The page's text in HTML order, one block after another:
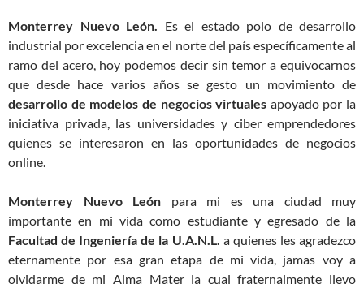
Monterrey Nuevo León. Es el estado polo de desarrollo
industrial por excelencia en el norte del país específicamente al
ramo del acero, hoy podemos decir sin temor a equivocarnos
que desde hace varios años se gesto un movimiento de
desarrollo de modelos de negocios virtuales apoyado por la
iniciativa privada, las universidades y ciber emprendedores
quienes se interesaron en las oportunidades de negocios
online.
Monterrey Nuevo León para mi es una ciudad muy
importante en mi vida como estudiante y egresado de la
Facultad de Ingeniería de la U.A.N.L. a quienes les agradezco
eternamente por esa gran etapa de mi vida, jamas voy a
olvidarme de mi Alma Mater la cual fraternalmente llevo